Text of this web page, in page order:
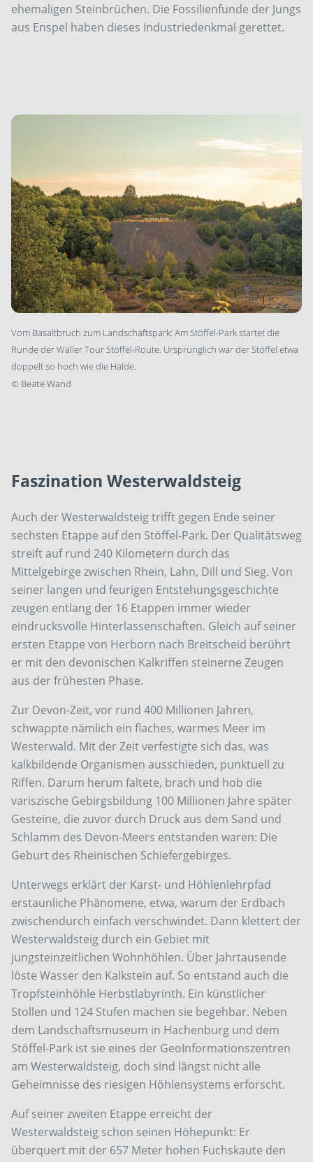
ehemaligen Steinbrüchen. Die Fossilienfunde der Jungs
aus Enspel haben dieses Industriedenkmal gerettet.
Vom Basaltbruch zum Landschaftspark: Am Stöffel-Park startet die
Runde der Wäller Tour Stöffel-Route. Ursprünglich war der Stöffel etwa
doppelt so hoch wie die Halde.
© Beate Wand
Faszination Westerwaldsteig
Auch der Westerwaldsteig trifft gegen Ende seiner
sechsten Etappe auf den Stöffel-Park. Der Qualitätsweg
streift auf rund 240 Kilometern durch das
Mittelgebirge zwischen Rhein, Lahn, Dill und Sieg. Von
seiner langen und feurigen Entstehungsgeschichte
zeugen entlang der 16 Etappen immer wieder
eindrucksvolle Hinterlassenschaften. Gleich auf seiner
ersten Etappe von Herborn nach Breitscheid berührt
er mit den devonischen Kalkriffen steinerne Zeugen
aus der frühesten Phase.
Zur Devon-Zeit, vor rund 400 Millionen Jahren,
schwappte nämlich ein flaches, warmes Meer im
Westerwald. Mit der Zeit verfestigte sich das, was
kalkbildende Organismen ausschieden, punktuell zu
Riffen. Darum herum faltete, brach und hob die
variszische Gebirgsbildung 100 Millionen Jahre später
Gesteine, die zuvor durch Druck aus dem Sand und
Schlamm des Devon-Meers entstanden waren: Die
Geburt des Rheinischen Schiefergebirges.
Unterwegs erklärt der Karst- und Höhlenlehrpfad
erstaunliche Phänomene, etwa, warum der Erdbach
zwischendurch einfach verschwindet. Dann klettert der
Westerwaldsteig durch ein Gebiet mit
jungsteinzeitlichen Wohnhöhlen. Über Jahrtausende
löste Wasser den Kalkstein auf. So entstand auch die
Tropfsteinhöhle Herbstlabyrinth. Ein künstlicher
Stollen und 124 Stufen machen sie begehbar. Neben
dem Landschaftsmuseum in Hachenburg und dem
Stöffel-Park ist sie eines der GeoInformationszentren
am Westerwaldsteig, doch sind längst nicht alle
Geheimnisse des riesigen Höhlensystems erforscht.
Auf seiner zweiten Etappe erreicht der
Westerwaldsteig schon seinen Höhepunkt: Er
überquert mit der 657 Meter hohen Fuchskaute den